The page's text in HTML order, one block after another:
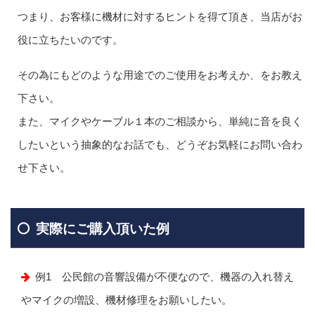
つまり、お客様に機材に対するヒントを得て頂き、当店がお
役に立ちたいのです。
その為にもどのような用途でのご使用をお考えか、をお教え
下さい。
また、マイクやケーブル１本のご相談から、単純に音を良く
したいという抽象的なお話でも、どうぞお気軽にお問い合わ
せ下さい。
実際にご購入頂いた例
例1 公民館の音響設備が不便なので、機器の入れ替え
やマイクの増設、機材修理をお願いしたい。